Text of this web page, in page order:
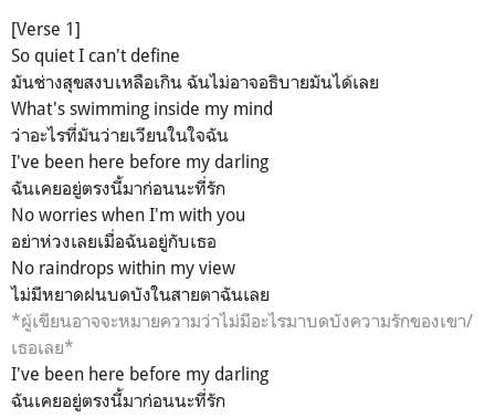
[Verse 1]
So quiet I can't define
มันช่างสุขสงบเหลือเกิน ฉันไม่อาจอธิบายมันได้เลย
What's swimming inside my mind
ว่าอะไรที่มันว่ายเวียนในใจฉัน
I've been here before my darling
ฉันเคยอยู่ตรงนี้มาก่อนนะที่รัก
No worries when I'm with you
อย่าห่วงเลยเมื่อฉันอยู่กับเธอ
No raindrops within my view
ไม่มีหยาดฝนบดบังในสายตาฉันเลย
*ผู้เขียนอาจจะหมายความว่าไม่มีอะไรมาบดบังความรักของเขา/
เธอเลย*
I've been here before my darling
ฉันเคยอยู่ตรงนี้มาก่อนนะที่รัก